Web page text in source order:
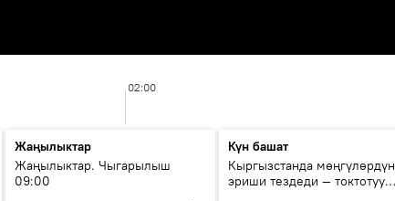
02:00
Жаңылыктар
Жаңылыктар. Чыгарылыш
09:00
Күн башат
Кыргызстанда мөңгүлөрдүн
эриши тездеди — токтотуу